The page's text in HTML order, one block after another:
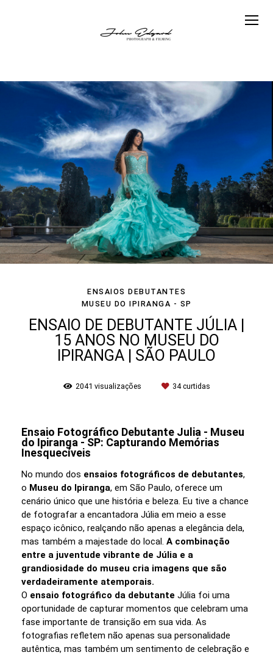
ENSAIOS DEBUTANTES
MUSEU DO IPIRANGA - SP
ENSAIO DE DEBUTANTE JÚLIA |
15 ANOS NO MUSEU DO
IPIRANGA | SÃO PAULO
2041 visualizações 34curtidas
Ensaio Fotográfico Debutante Julia - Museu
do Ipiranga - SP: Capturando Memórias
Inesquecíveis
No mundo dos ensaios fotográficos de debutantes,
o Museu do Ipiranga, em São Paulo, oferece um
cenário único que une história e beleza. Eu tive a chance
de fotografar a encantadora Júlia em meio a esse
espaço icônico, realçando não apenas a elegância dela,
mas também a majestade do local. A combinação
entre a juventude vibrante de Júlia e a
grandiosidade do museu cria imagens que são
verdadeiramente atemporais.
O ensaio fotográfico da debutante Júlia foi uma
oportunidade de capturar momentos que celebram uma
fase importante de transição em sua vida. As
fotografias refletem não apenas sua personalidade
autêntica, mas também um sentimento de celebração e